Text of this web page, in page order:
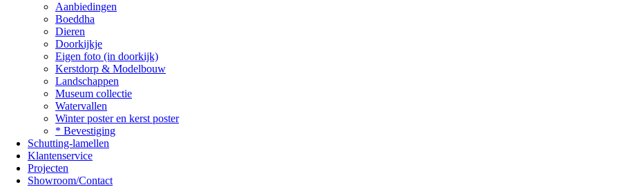
Aanbiedingen
Boeddha
Dieren
Doorkijkje
Eigen foto (in doorkijk)
Kerstdorp & Modelbouw
Landschappen
Museum collectie
Watervallen
Winter poster en kerst poster
* Bevestiging
Schutting-lamellen
Klantenservice
Projecten
Showroom/Contact